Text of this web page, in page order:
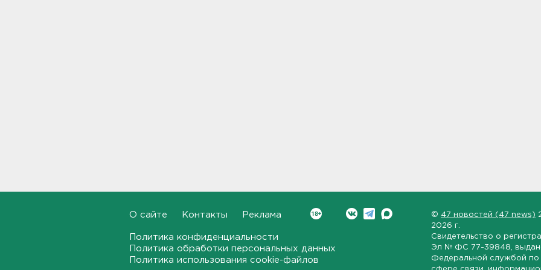
Смертельное ДТПО сайте Контакты Реклама
Политика конфиденциальности
Политика обработки персональных данных
Политика использования cookie-файлов
© 47 новостей (47 news)
2026 г.
Свидетельство о
Эл № ФС 77-39848 ,
Федеральной службой по